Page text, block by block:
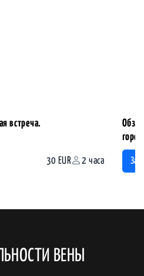
встреча.
30 EUR 2 часа
ВЕНЫ